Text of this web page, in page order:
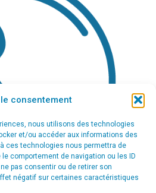
consentement
nous utilisons des technologies
et/ou accéder aux informations des
ces technologies nous permettra de
comportement de navigation ou les ID
pas consentir ou de retirer son
négatif sur certaines caractéristiques